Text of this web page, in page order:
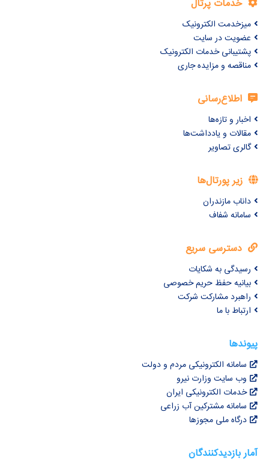
خدمات پرتال
میزخدمت الکترونیک
عضویت در سایت
پشتیبانی خدمات الکترونیک
مناقصه و مزایده جاری
اطلاع‌رسانی
اخبار و تازه‌ها
مقالات و یادداشت‌ها
گالری تصاویر
زیر پورتال‌ها
داناب مازندران
سامانه شفاف
دسترسی سریع
رسیدگی به شکایات
بیانیه حفظ حریم خصوصی
راهبرد مشارکت شرکت
ارتباط با ما
پیوندها
سامانه الکترونیکی مردم و دولت
وب سایت وزارت نیرو
خدمات الکترونیکی ایران
سامانه مشترکین آب زراعی
درگاه ملی مجوزها
آمار بازدیدکنندگان